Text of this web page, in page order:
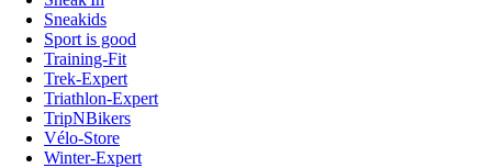
Sneakids
Sport is good
Training-Fit
Trek-Expert
Triathlon-Expert
TripNBikers
Vélo-Store
Winter-Expert